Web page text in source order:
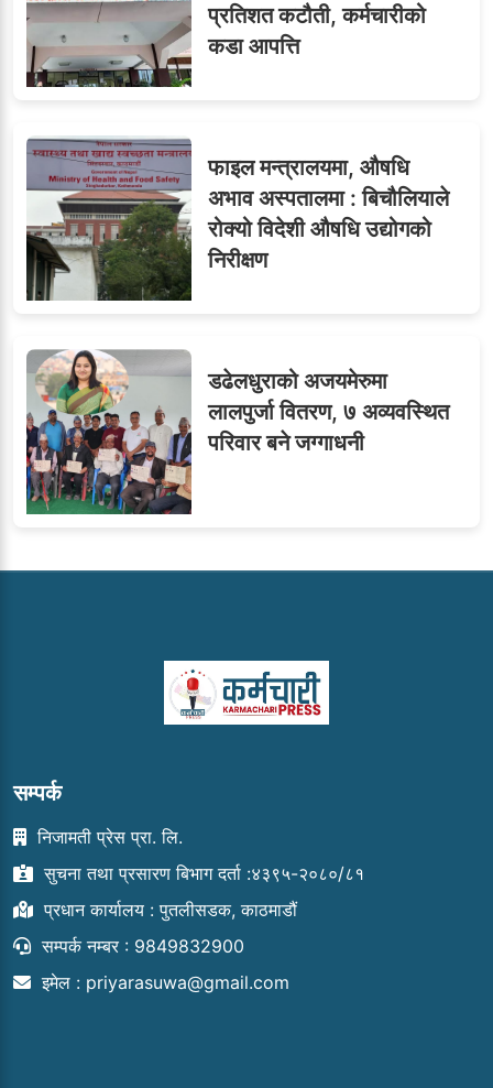
प्रतिशत कटौती, कर्मचारीको
कडा आपत्ति
फाइल मन्त्रालयमा, औषधि
अभाव अस्पतालमा : बिचौलियाले
रोक्यो विदेशी औषधि उद्योगको
निरीक्षण
डढेलधुराको अजयमेरुमा
लालपुर्जा वितरण, ७ अव्यवस्थित
परिवार बने जग्गाधनी
सम्पर्क
निजामती प्रेस प्रा. लि.
सुचना तथा प्रसारण बिभाग दर्ता :४३९५-२०८०/८१
प्रधान कार्यालय : पुतलीसडक, काठमाडौं
सम्पर्क नम्बर : 9849832900
इमेल : priyarasuwa@gmail.com